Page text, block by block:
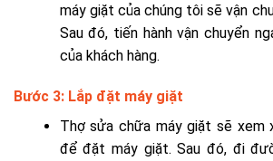
máy giặt của chúng tôi sẽ vận
Sau đó, tiến hành vận chuyển
của khách hàng.
Bước 3: Lắp đặt máy giặt
Thợ sửa chữa máy giặt sẽ
để đặt máy giặt. Sau đó, đi